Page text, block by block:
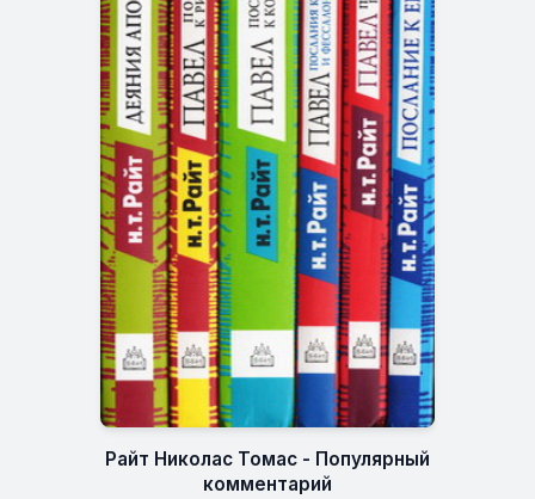
Райт Николас Томас - Популярный
комментарий